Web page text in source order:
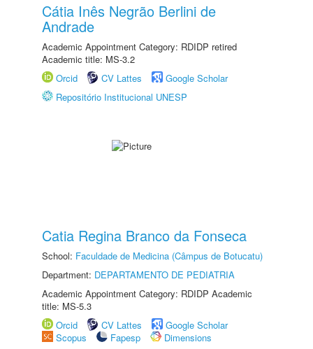
Cátia Inês Negrão Berlini de
Andrade
Academic Appointment Category: RDIDP retired
Academic title: MS-3.2
Orcid
CV Lattes
Google Scholar
Repositório Institucional UNESP
Catia Regina Branco da Fonseca
School: Faculdade de Medicina (Câmpus de Botucatu)
Department: DEPARTAMENTO DE PEDIATRIA
Academic Appointment Category: RDIDP Academic
title: MS-5.3
Orcid
CV Lattes
Google Scholar
Scopus
Fapesp
Dimensions